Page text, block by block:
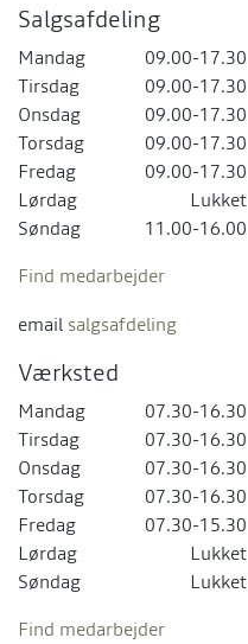
Salgsafdeling
Mandag
09.00-17.30
Tirsdag
09.00-17.30
Onsdag
09.00-17.30
Torsdag
09.00-17.30
Fredag
09.00-17.30
Lørdag
Lukket
Søndag
11.00-16.00
Find medarbejder
email salgsafdeling
Værksted
Mandag
07.30-16.30
Tirsdag
07.30-16.30
Onsdag
07.30-16.30
Torsdag
07.30-16.30
Fredag
07.30-15.30
Lørdag
Lukket
Søndag
Lukket
Find medarbejder